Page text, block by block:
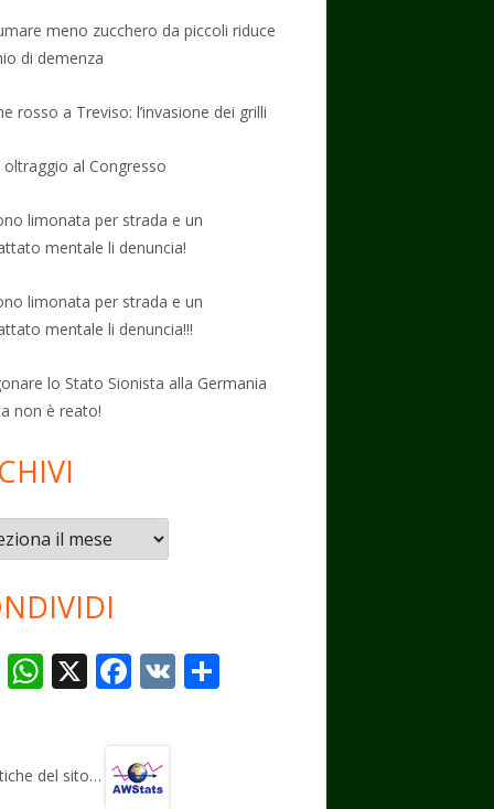
meno zucchero da piccoli riduce
di demenza
rosso a Treviso: l’invasione dei grilli
oltraggio al Congresso
limonata per strada e un
mentale li denuncia!
limonata per strada e un
mentale li denuncia!!!
lo Stato Sionista alla Germania
non è reato!
T
gr
W
s
X F
b
V
del sito…